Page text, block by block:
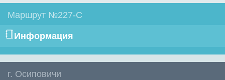
Маршрут №227-С
Информация
г. Осиповичи